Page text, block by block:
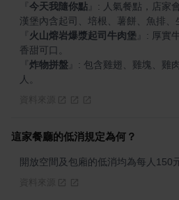
今天我隨你點
: 人氣餐點，店家
火山熔岩爆漿起司牛肉堡
: 厚實
炸物拼盤
: 包含雞翅、雞塊、雞
人。
這家餐廳的低消規定為何？
開放空間及包廂的低消均為每人150